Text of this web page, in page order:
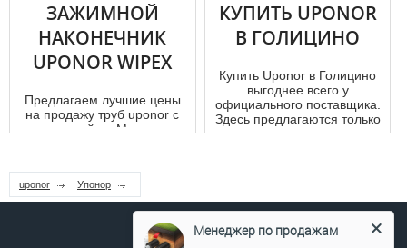
нео...
ЗАЖИМНОЙ
НАКОНЕЧНИК
UPONOR WIPEX
Предлагаем лучшие цены
на продажу тpуб uponor с
доставкой по Москве и
КУПИТЬ UPONOR
В ГОЛИЦИНО
Купить Uponor в Голицино
выгоднее всего у
официального поставщика.
Здесь предлагаются только
uponor Упонор
Менеджер по продажам